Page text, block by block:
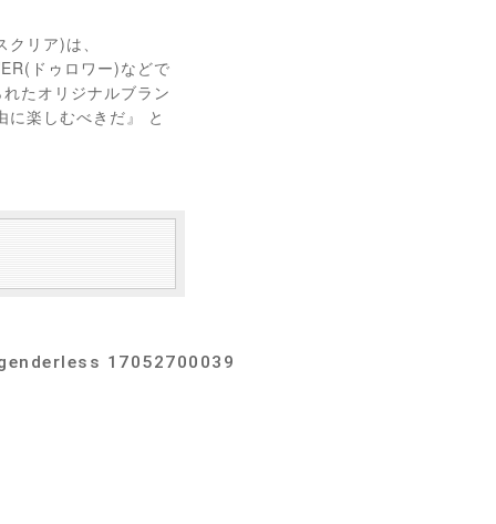
リア)は、
ドゥロワー)などで
たオリジナルブラン
に楽しむべきだ』 と
genderless 17052700039